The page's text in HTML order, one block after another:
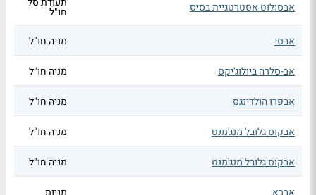
אבסולוט אסטרטגיית בסיס
חו"ל
אבסי
מניה חו"ל
אב-סלרה ביולוג'יקס מניה חו"ל
אבפרו הולדינגס מניה חו"ל
אבקוס גלובל מנג'מנט מניה חו"ל
אבקוס גלובל מנג'מנט מניה חו"ל